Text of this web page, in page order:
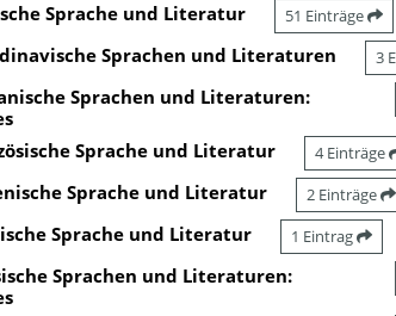
Sprache und Literatur 51 Einträge
Sprachen und Literaturen 3
Sprachen und Literaturen:
Sprache und Literatur 4 Einträge
Sprache und Literatur 2 Einträge
Sprache und Literatur 1 Eintrag
Sprachen und Literaturen: